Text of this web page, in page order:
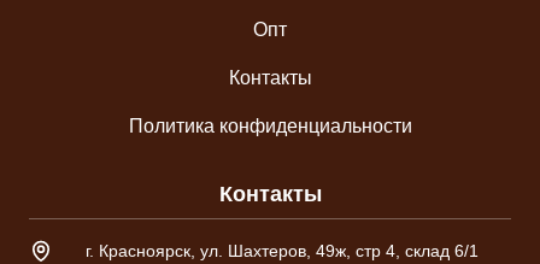
Опт
Контакты
Политика конфиденциальности
Контакты
Адрес склада
г. Красноярск, ул. Шахтеров, 49ж, стр 4, склад 6/1